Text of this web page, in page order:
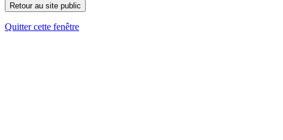
Retour au site public
Quitter cette fenêtre